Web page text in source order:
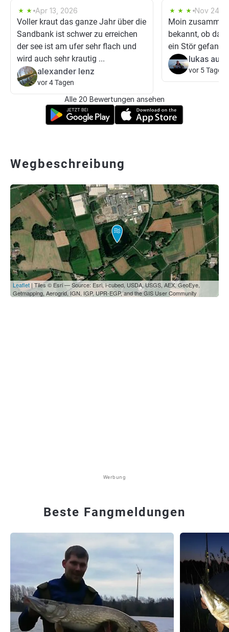
Apr 13, 2026
Voller kraut das ganze Jahr über die
Sandbank ist schwer zu erreichen
der see ist am ufer sehr flach und
wird auch sehr krautig ...
alexander lenz
vor 4 Tagen
Nov 24,
Moin
bekannt, ob da
ein Stör
lukas auth
vor 5 Tagen
Alle 20 Bewertungen ansehen
Wegbeschreibung
Leaflet | Tiles © Esri — Source: Esri, i-cubed, USDA, USGS, AEX, GeoEye,
Getmapping, Aerogrid, IGN, IGP, UPR-EGP, and the GIS User Community
Werbung
Beste Fangmeldungen